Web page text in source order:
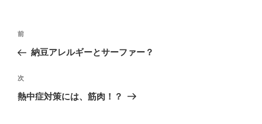
投
ナ
ビ
ゲ
前
の
稿
前
納豆アレルギーとサーファー？
次
の
次
熱中症対策には、筋肉！？